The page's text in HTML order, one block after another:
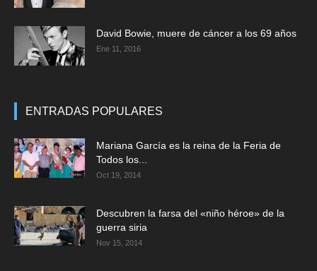
David Bowie, muere de cáncer a los 69 años
Ene 11, 2016
ENTRADAS POPULARES
Mariana García es la reina de la Feria de
Todos los...
Oct 19, 2014
Descubren la farsa del «niño héroe» de la
guerra siria
Nov 15, 2014